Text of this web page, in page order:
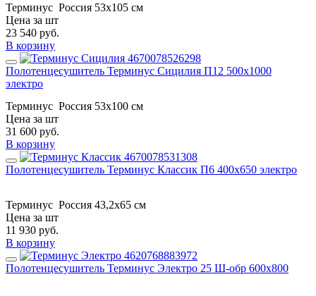
Терминус Россия 53х105 см
Цена за шт
23 540 руб.
В корзину
Полотенцесушитель Терминус Сицилия П12 500х1000
электро
Терминус Россия 53x100 см
Цена за шт
31 600 руб.
В корзину
Полотенцесушитель Терминус Классик П6 400х650 электро
Терминус Россия 43,2x65 см
Цена за шт
11 930 руб.
В корзину
Полотенцесушитель Терминус Электро 25 Ш-обр 600х800